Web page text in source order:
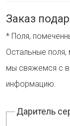
Заказ
* Поля,
Остальные
мы свяжемся с
информацию.
Даритель